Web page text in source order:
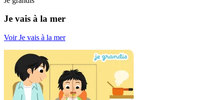
Je vais à la mer
Voir Je vais à la mer